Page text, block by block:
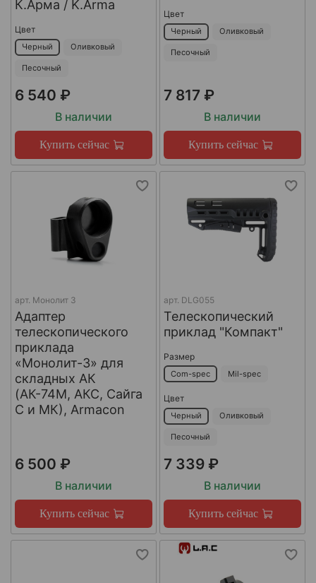
К.Арма / K.Arma
Цвет
Черный Оливковый
Песочный
6 540 ₽
В наличии
Купить сейчас
Цвет
Черный Оливковый
Песочный
7 817 ₽
В наличии
Купить сейчас
арт. Монолит 3
Адаптер
телескопического
приклада
«Монолит-3» для
складных АК
(АК-74М, АКС, Сайга
С и МК), Armacon
6 500 ₽
В наличии
Купить сейчас
арт. DLG055
Телескопический
приклад "Компакт"
Размер
Com-spec Mil-spec
Цвет
Черный Оливковый
Песочный
7 339 ₽
В наличии
Купить сейчас